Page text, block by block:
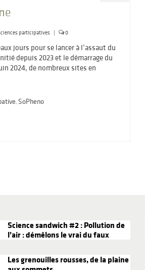
participatives | 0
jours pour se lancer à l’assaut du
depuis 2023 et le démarrage du
2024, de nombreux sites en
, SoPheno
Science sandwich #2 : Pollution de
l’air : démêlons le vrai du faux
Les grenouilles rousses, de la plaine